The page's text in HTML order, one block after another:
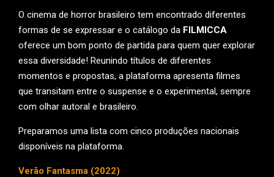
O cinema de horror brasileiro tem encontrado diferentes
formas de se expressar e o catálogo da FILMICCA
oferece um bom ponto de partida para quem quer explorar
essa diversidade! Reunindo títulos de diferentes
momentos e propostas, a plataforma apresenta filmes
que transitam entre o suspense e o experimental, sempre
com olhar autoral e brasileiro.
Preparamos uma lista com cinco produções nacionais
disponíveis na plataforma.
Verão Fantasma (2022)